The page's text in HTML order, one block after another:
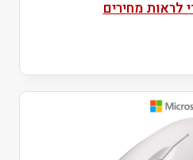
לראות מחירים